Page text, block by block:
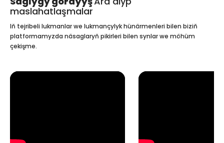
maslahatlaşmalar
Iň tejribeli lukmanlar we lukmançylyk hünärmenleri bilen biziň
platformamyzda näsaglaryň pikirleri bilen synlar we möhüm
çekişme.